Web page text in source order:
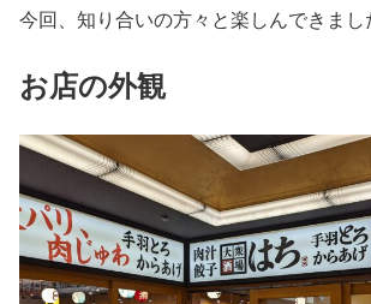
今回、知り合いの方々と楽しんできまし
お店の外観